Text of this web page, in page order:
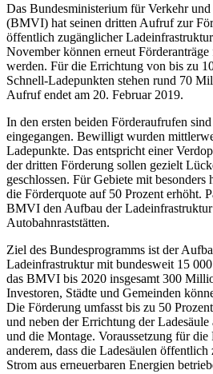
Das Bundesministerium für Verkehr
(BMVI) hat seinen dritten Aufruf zur
öffentlich zugänglicher
November können erneut
werden. Für die Errichtung von bis zu
Schnell-Ladepunkten stehen rund 70
Aufruf endet am 20. Februar 2019.
In den ersten beiden Förderaufrufen
eingegangen. Bewilligt wurden
Ladepunkte. Das entspricht einer
der dritten Förderung sollen gezielt
geschlossen. Für Gebiete mit
die Förderquote auf 50 Prozent erhöht.
BMVI den Aufbau der Ladeinfrastruktur
Autobahnraststätten.
Ziel des Bundesprogramms ist der
Ladeinfrastruktur mit bundesweit 15
das BMVI bis 2020 insgesamt 300
Investoren, Städte und Gemeinden
Die Förderung umfasst bis zu 50
und neben der Errichtung der Ladesäule
und die Montage. Voraussetzung für die
anderem, dass die Ladesäulen
Strom aus erneuerbaren Energien